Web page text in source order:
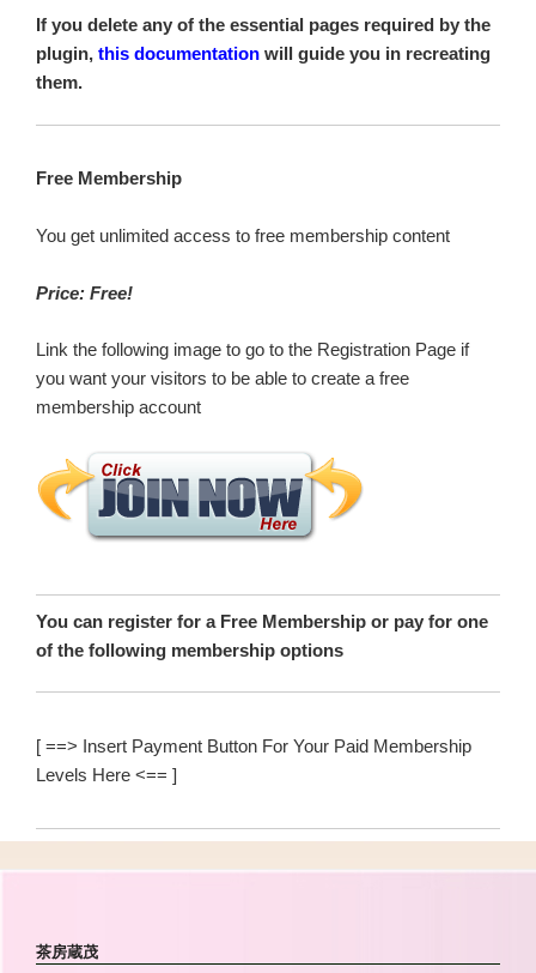
If you delete any of the essential pages required by the
plugin, this documentation will guide you in recreating
them.
Free Membership
You get unlimited access to free membership content
Price: Free!
Link the following image to go to the Registration Page if
you want your visitors to be able to create a free
membership account
You can register for a Free Membership or pay for one
of the following membership options
[ ==> Insert Payment Button For Your Paid Membership
Levels Here <== ]
茶房蔵茂